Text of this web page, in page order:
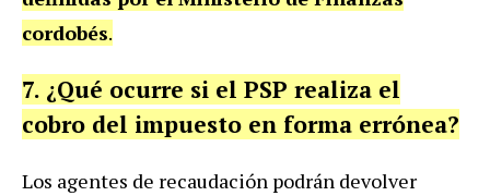
cordobés.
7. ¿Qué ocurre si el PSP realiza el
cobro del impuesto en forma errónea?
Los agentes de recaudación podrán devolver